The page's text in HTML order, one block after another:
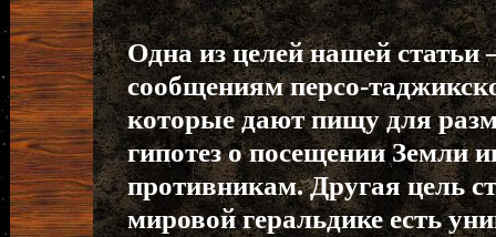
Одна из целей нашей статьи
сообщениям персо-
которые дают пищу для
гипотез о посещении Земли
противникам. Другая цель
мировой геральдике есть